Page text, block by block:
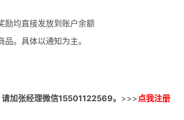
均直接发放到账户余额
。具体以通知为主。
加张经理微信15501122569。 >>>点我注册